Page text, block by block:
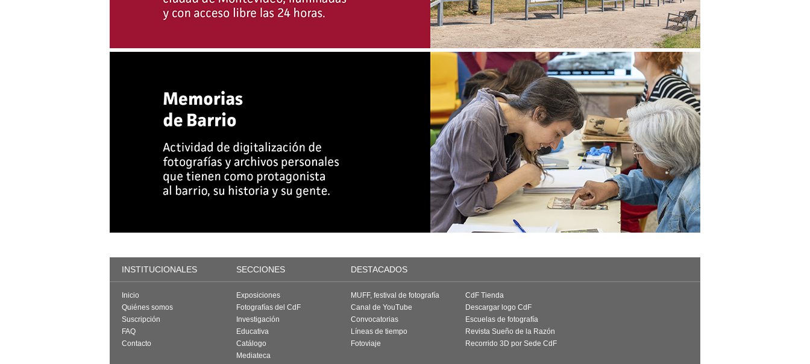
INSTITUCIONALES SECCIONES DESTACADOS
Inicio
Quiénes somos
Suscripción
FAQ
Contacto
Exposiciones
Fotografías del CdF
Investigación
Educativa
Catálogo
Mediateca
MUFF, festival de fotografía
Canal de YouTube
Convocatorias
Líneas de tiempo
Fotoviaje
CdF Tienda
Descargar logo CdF
Escuelas de fotografía
Revista Sueño de la Razón
Recorrido 3D por Sede CdF